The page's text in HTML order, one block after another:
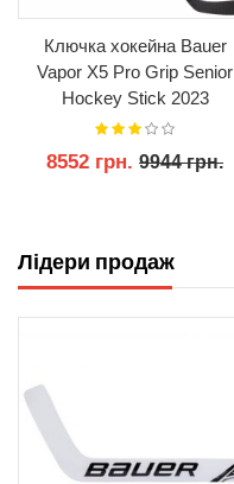
Ключка хокейна Bauer
Vapor X5 Pro Grip Senior
Hockey Stick 2023
8552 грн. 9944 грн.
Лідери продаж